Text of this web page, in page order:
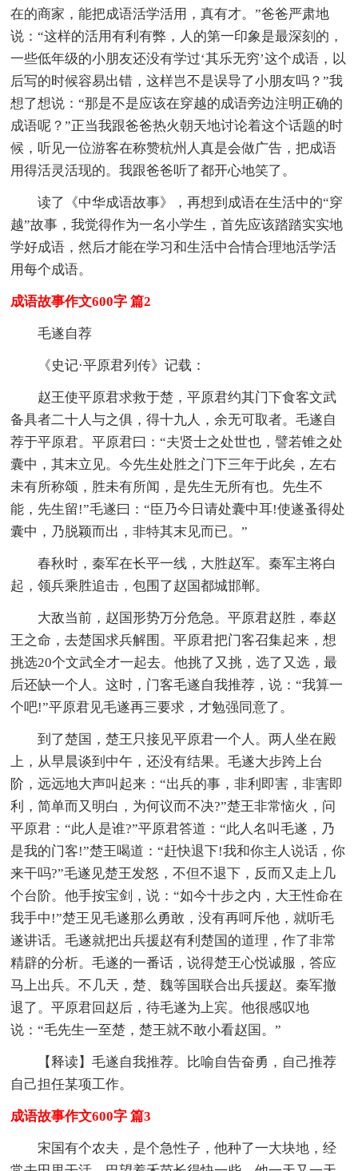
在的商家，能把成语活学活用，真有才。”爸爸严肃地
说：“这样的活用有利有弊，人的第一印象是最深刻的，
一些低年级的小朋友还没有学过‘其乐无穷’这个成语，以
后写的时候容易出错，这样岂不是误导了小朋友吗？”我
想了想说：“那是不是应该在穿越的成语旁边注明正确的
成语呢？”正当我跟爸爸热火朝天地讨论着这个话题的时
候，听见一位游客在称赞杭州人真是会做广告，把成语
用得活灵活现的。我跟爸爸听了都开心地笑了。
读了《中华成语故事》，再想到成语在生活中的“穿
越”故事，我觉得作为一名小学生，首先应该踏踏实实地
学好成语，然后才能在学习和生活中合情合理地活学活
用每个成语。
成语故事作文600字 篇2
毛遂自荐
《史记·平原君列传》记载：
赵王使平原君求救于楚，平原君约其门下食客文武
备具者二十人与之俱，得十九人，余无可取者。毛遂自
荐于平原君。平原君曰：“夫贤士之处世也，譬若锥之处
囊中，其末立见。今先生处胜之门下三年于此矣，左右
未有所称颂，胜未有所闻，是先生无所有也。先生不
能，先生留!”毛遂曰：“臣乃今日请处囊中耳!使遂蚤得处
囊中，乃脱颖而出，非特其末见而已。”
春秋时，秦军在长平一线，大胜赵军。秦军主将白
起，领兵乘胜追击，包围了赵国都城邯郸。
大敌当前，赵国形势万分危急。平原君赵胜，奉赵
王之命，去楚国求兵解围。平原君把门客召集起来，想
挑选20个文武全才一起去。他挑了又挑，选了又选，最
后还缺一个人。这时，门客毛遂自我推荐，说：“我算一
个吧!”平原君见毛遂再三要求，才勉强同意了。
到了楚国，楚王只接见平原君一个人。两人坐在殿
上，从早晨谈到中午，还没有结果。毛遂大步跨上台
阶，远远地大声叫起来：“出兵的事，非利即害，非害即
利，简单而又明白，为何议而不决?”楚王非常恼火，问
平原君：“此人是谁?”平原君答道：“此人名叫毛遂，乃
是我的门客!”楚王喝道：“赶快退下!我和你主人说话，你
来干吗?”毛遂见楚王发怒，不但不退下，反而又走上几
个台阶。他手按宝剑，说：“如今十步之内，大王性命在
我手中!”楚王见毛遂那么勇敢，没有再呵斥他，就听毛
遂讲话。毛遂就把出兵援赵有利楚国的道理，作了非常
精辟的分析。毛遂的一番话，说得楚王心悦诚服，答应
马上出兵。不几天，楚、魏等国联合出兵援赵。秦军撤
退了。平原君回赵后，待毛遂为上宾。他很感叹地
说：“毛先生一至楚，楚王就不敢小看赵国。”
【释读】毛遂自我推荐。比喻自告奋勇，自己推荐
自己担任某项工作。
成语故事作文600字 篇3
宋国有个农夫，是个急性子，他种了一大块地，经